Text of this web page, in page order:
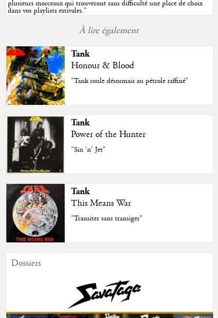
plusieurs morceaux qui trouveront sans difficulté une place de choix
dans vos playlists estivales."
À lire également
Tank
Honour & Blood
"Tank roule désormais au pétrole raffiné"
Tank
Power of the Hunter
"Sin 'n' Jet"
Tank
This Means War
"Transiter sans transiger"
Dossiers